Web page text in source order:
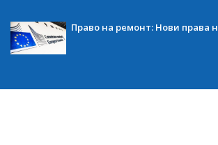
Право на ремонт: Нови права